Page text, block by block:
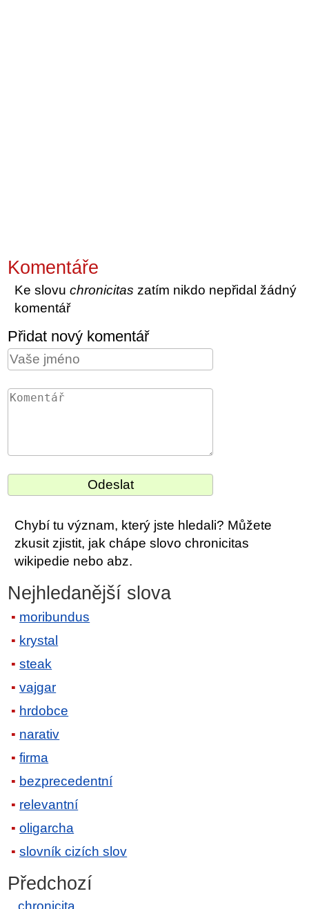
Komentáře
Ke slovuchronicitas zatím nikdo nepřidal žádný
komentář
Přidat nový komentář
Chybí tu význam, který jste hledali? Můžete
zkusit zjistit, jak chápe slovo chronicitas
wikipedie nebo abz.
Nejhledanější slova
moribundus
krystal
steak
vajgar
hrdobce
narativ
firma
bezprecedentní
relevantní
oligarcha
slovník cizích slov
Předchozí